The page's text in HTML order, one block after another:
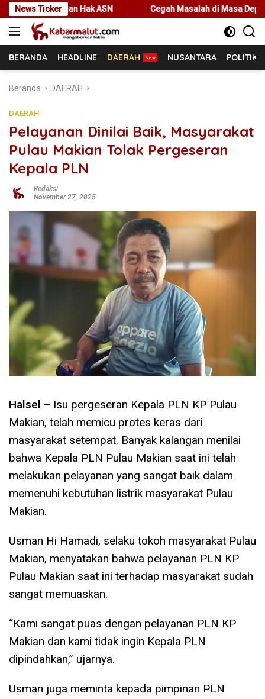
Langsung
ke
konten
News Ticker
ASN Cegah Masalah di Masa Depan, Menteri Nusron
BERANDA HEADLINE DAERAH NUSANTARA POLITIK
Beranda DAERAH
DAERAH
Pelayanan Dinilai Baik, Masyarakat
Pulau Makian Tolak Pergeseran
Kepala PLN
Redaksi
November 27, 2025
Halsel – Isu pergeseran Kepala PLN KP Pulau
Makian, telah memicu protes keras dari
masyarakat setempat. Banyak kalangan menilai
bahwa Kepala PLN Pulau Makian saat ini telah
melakukan pelayanan yang sangat baik dalam
memenuhi kebutuhan listrik masyarakat Pulau
Makian.
Usman Hi Hamadi, selaku tokoh masyarakat Pulau
Makian, menyatakan bahwa pelayanan PLN KP
Pulau Makian saat ini terhadap masyarakat sudah
sangat memuaskan.
“Kami sangat puas dengan pelayanan PLN KP
Makian dan kami tidak ingin Kepala PLN
dipindahkan,” ujarnya.
Usman juga meminta kepada pimpinan PLN